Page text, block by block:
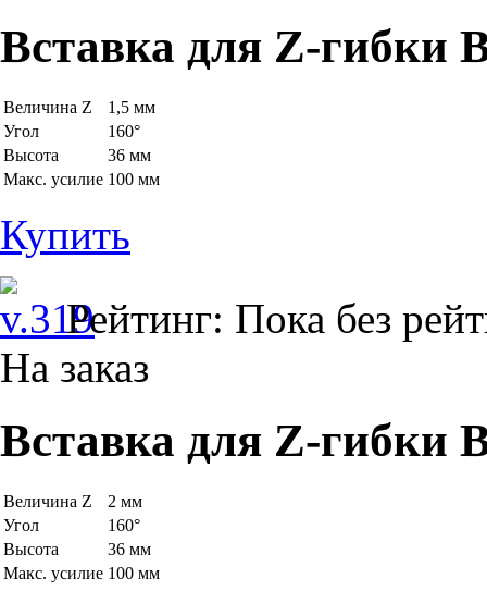
Вставка для Z-гибки
Величина Z
1,5 мм
Угол
160°
Высота
36 мм
Макс. усилие 100 мм
Купить
Рейтинг: Пока без
На заказ
Вставка для Z-гибки
Величина Z
2 мм
Угол
160°
Высота
36 мм
Макс. усилие 100 мм